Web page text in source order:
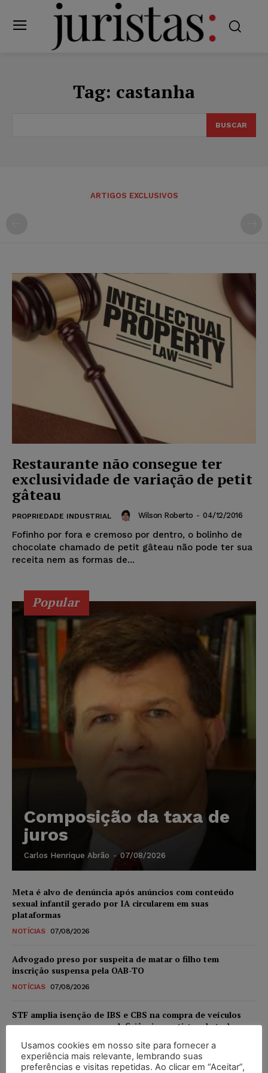
Tag: castanha
BUSCAR
ARTIGOS EXCLUSIVOS
Restaurante não consegue ter
exclusividade de variação de petit
gâteau
PROPRIEDADE INDUSTRIAL Wilson Roberto - 04/12/2016
Fofinho por fora e cremoso por dentro, o bolinho de
chocolate chamado de petit gâteau não pode ter sua
receita nem as formas de...
Popular
Composição da taxa de
juros
Carlos Henrique Abrão - 07/08/2026
Meta é alvo de denúncia após anúncios com conteúdo
sexual infantil gerado por IA circularem em suas
plataformas
NOTÍCIAS 07/08/2026
Advogado preso por suspeita de matar o filho tem
inscrição suspensa pela OAB-TO
NOTÍCIAS 07/08/2026
STF amplia isenção de IBS e CBS na compra de veículos
novos para pessoas com deficiência e autistas de todos os
DIREITO TRIBUTÁRIO 07/08/2026
Usamos cookies em nosso site para fornecer a
experiência mais relevante, lembrando suas
preferências e visitas repetidas. Ao clicar em “Aceitar”,